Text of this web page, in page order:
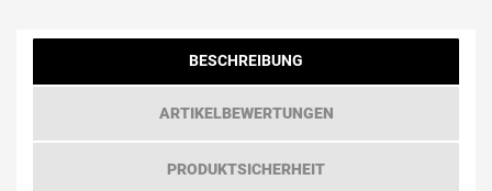
BESCHREIBUNG
ARTIKELBEWERTUNGEN
PRODUKTSICHERHEIT